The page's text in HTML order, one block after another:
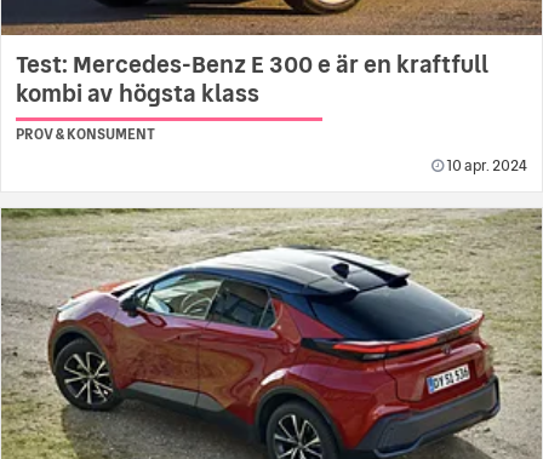
Test: Mercedes-Benz E 300 e är en kraftfull
kombi av högsta klass
PROV & KONSUMENT
10 apr. 2024